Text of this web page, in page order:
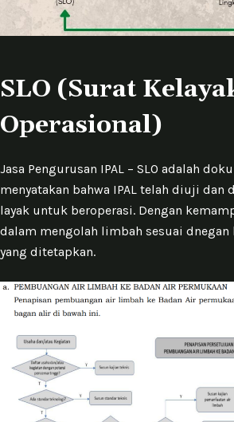
SLO (Surat
Operasional)
Jasa Pengurusan IPAL – SLO adalah
menyatakan bahwa IPAL telah diuji dan
layak untuk beroperasi. Dengan
dalam mengolah limbah sesuai
yang ditetapkan.